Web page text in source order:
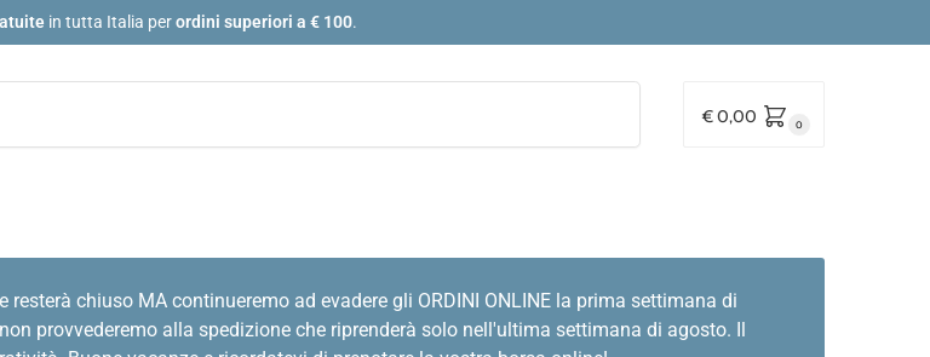
in tutta Italia perordini superiori a € 100.
€0,00 0
chiuso MA continueremo ad evadere gli ORDINI ONLINE la prima settimana di
provvederemo alla spedizione che riprenderà solo nell'ultima settimana di agosto. Il